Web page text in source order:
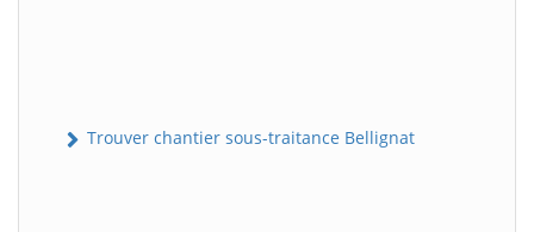
Trouver chantier sous-traitance Bellignat